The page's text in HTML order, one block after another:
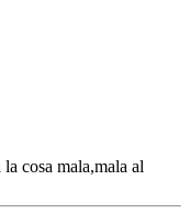
cosa mala,mala al